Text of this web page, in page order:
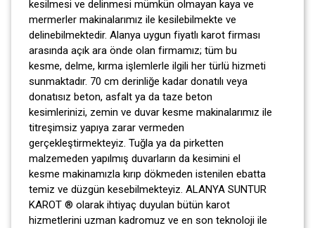
kesilmesi ve delinmesi mümkün olmayan kaya ve
mermerler makinalarımız ile kesilebilmekte ve
delinebilmektedir. Alanya uygun fiyatlı karot firması
arasında açık ara önde olan firmamız; tüm bu
kesme, delme, kırma işlemlerle ilgili her türlü hizmeti
sunmaktadır. 70 cm derinliğe kadar donatılı veya
donatısız beton, asfalt ya da taze beton
kesimlerinizi, zemin ve duvar kesme makinalarımız ile
titreşimsiz yapıya zarar vermeden
gerçekleştirmekteyiz. Tuğla ya da pirketten
malzemeden yapılmış duvarların da kesimini el
kesme makinamızla kırıp dökmeden istenilen ebatta
temiz ve düzgün kesebilmekteyiz. ALANYA SUNTUR
KAROT ® olarak ihtiyaç duyulan bütün karot
hizmetlerini uzman kadromuz ve en son teknoloji ile